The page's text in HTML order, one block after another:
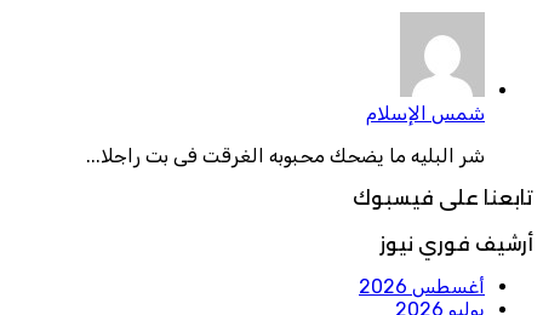
شمس الإسلام
شر البليه ما يضحك محبوبه الغرقت فى بت راجلا...
تابعنا على فيسبوك
أرشيف فوري نيوز
أغسطس 2026
يوليو 2026